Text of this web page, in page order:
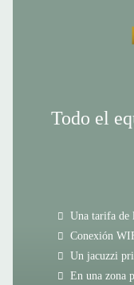
Todo el
Una tarifa de
Conexión
Un jacuzzi
En una zona